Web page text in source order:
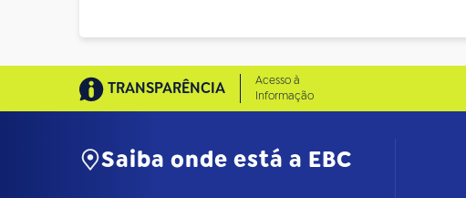
TRANSPARÊNCIA
Acesso à
Informação
Saiba onde está a EBC